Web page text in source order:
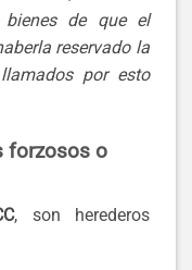
de que el
reservado la
por esto
forzosos o
, son herederos